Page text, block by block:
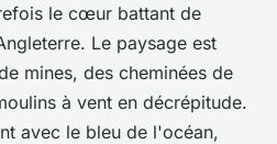
le cœur battant de
. Le paysage est
mines, des cheminées de
à vent en décrépitude.
avec le bleu de l'océan,